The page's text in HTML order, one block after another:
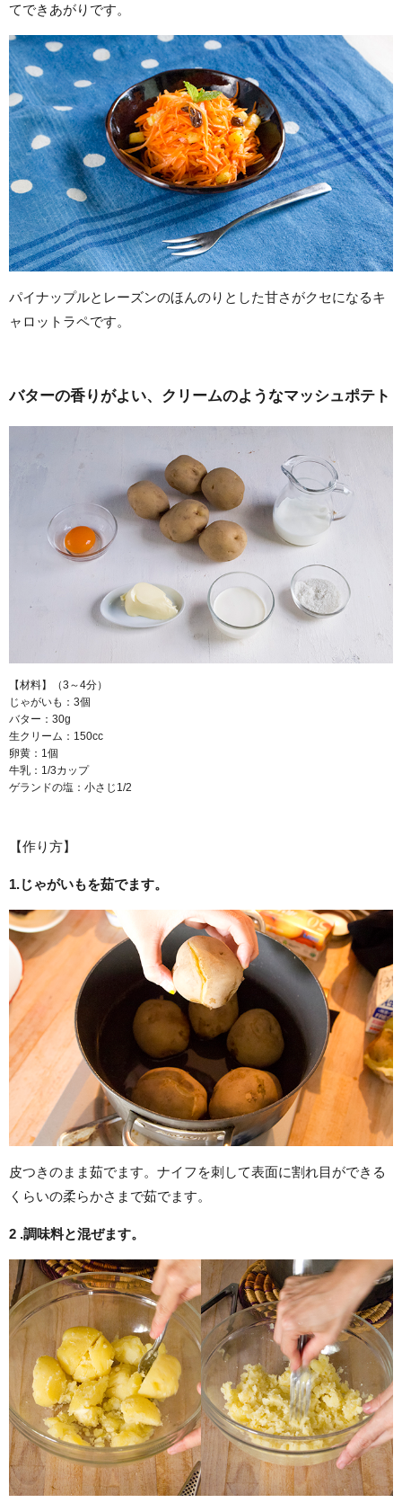
てできあがりです。
パイナップルとレーズンのほんのりとした甘さがクセになるキ
ャロットラペです。
バターの香りがよい、クリームのようなマッシュポテト
【材料】（3～4分）
じゃがいも：3個
バター：30g
生クリーム：150cc
卵黄：1個
牛乳：1/3カップ
ゲランドの塩：小さじ1/2
【作り方】
1.じゃがいもを茹でます。
皮つきのまま茹でます。ナイフを刺して表面に割れ目ができる
くらいの柔らかさまで茹でます。
2 .調味料と混ぜます。